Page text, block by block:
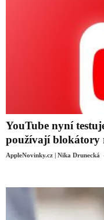
YouTube nyní
používají blokátory
AppleNovinky.cz | Nika Drunecká